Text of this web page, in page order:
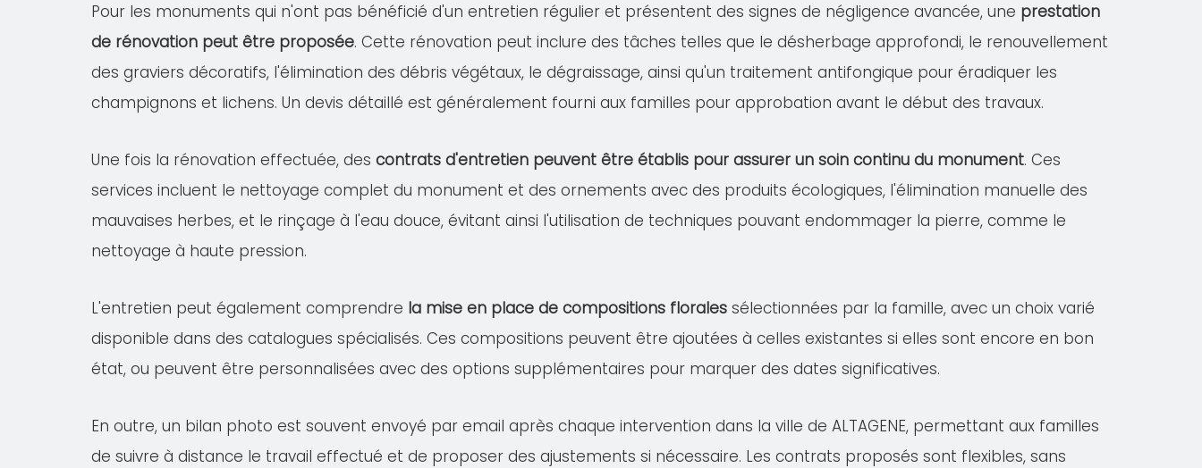
Pour les monuments qui n'ont pas bénéficié d'un entretien régulier et présentent des signes de négligence avancée, une prestation
de rénovation peut être proposée. Cette rénovation peut inclure des tâches telles que le désherbage approfondi, le renouvellement
des graviers décoratifs, l'élimination des débris végétaux, le dégraissage, ainsi qu'un traitement antifongique pour éradiquer les
champignons et lichens. Un devis détaillé est généralement fourni aux familles pour approbation avant le début des travaux.
Une fois la rénovation effectuée, des contrats d'entretien peuvent être établis pour assurer un soin continu du monument. Ces
services incluent le nettoyage complet du monument et des ornements avec des produits écologiques, l'élimination manuelle des
mauvaises herbes, et le rinçage à l'eau douce, évitant ainsi l'utilisation de techniques pouvant endommager la pierre, comme le
nettoyage à haute pression.
L'entretien peut également comprendre la mise en place de compositions florales sélectionnées par la famille, avec un choix varié
disponible dans des catalogues spécialisés. Ces compositions peuvent être ajoutées à celles existantes si elles sont encore en bon
état, ou peuvent être personnalisées avec des options supplémentaires pour marquer des dates significatives.
En outre, un bilan photo est souvent envoyé par email après chaque intervention dans la ville de ALTAGENE, permettant aux familles
de suivre à distance le travail effectué et de proposer des ajustements si nécessaire. Les contrats proposés sont flexibles, sans